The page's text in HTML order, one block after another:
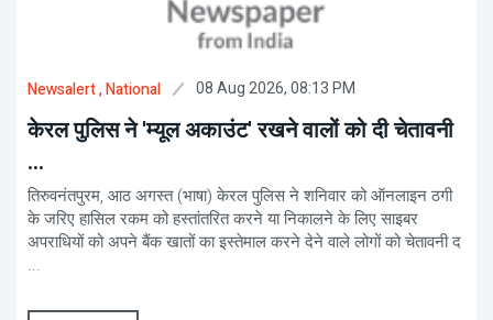
Newsalert, National 08 Aug 2026, 08:13 PM
केरल पुलिस ने 'म्यूल अकाउंट' रखने वालों को दी चेतावनी
...
तिरुवनंतपुरम, आठ अगस्त (भाषा) केरल पुलिस ने शनिवार को ऑनलाइन ठगी
के जरिए हासिल रकम को हस्तांतरित करने या निकालने के लिए साइबर
अपराधियों को अपने बैंक खातों का इस्तेमाल करने देने वाले लोगों को चेतावनी द
...